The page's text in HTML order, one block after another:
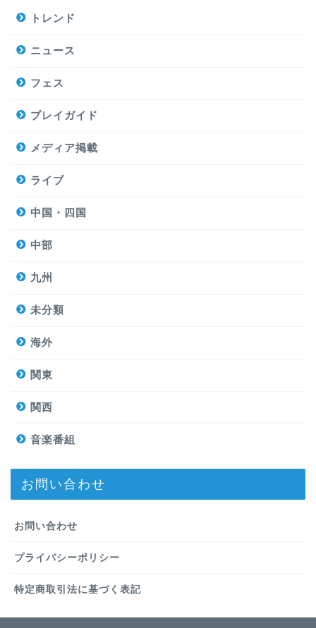
トレンド
ニュース
フェス
プレイガイド
メディア掲載
ライブ
中国・四国
中部
九州
未分類
海外
関東
関西
音楽番組
お問い合わせ
お問い合わせ
プライバシーポリシー
特定商取引法に基づく表記